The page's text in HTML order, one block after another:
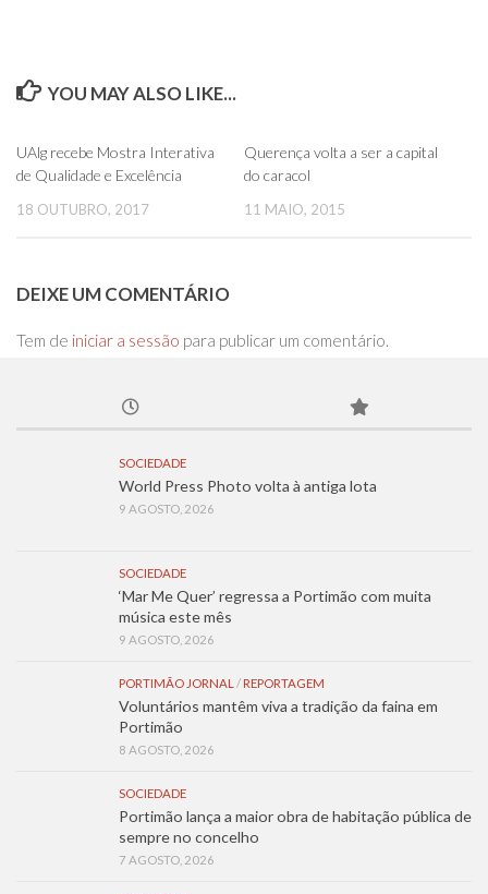
YOU MAY ALSO LIKE...
UAlg recebe Mostra Interativa
de Qualidade e Excelência
18 OUTUBRO, 2017
Querença volta a ser a capital
do caracol
11 MAIO, 2015
DEIXE UM COMENTÁRIO
Tem de iniciar a sessão para publicar um comentário.
SOCIEDADE
World Press Photo volta à antiga lota
9 AGOSTO, 2026
SOCIEDADE
‘Mar Me Quer’ regressa a Portimão com muita
música este mês
9 AGOSTO, 2026
PORTIMÃO JORNAL / REPORTAGEM
Voluntários mantêm viva a tradição da faina em
Portimão
8 AGOSTO, 2026
SOCIEDADE
Portimão lança a maior obra de habitação pública de
sempre no concelho
7 AGOSTO, 2026